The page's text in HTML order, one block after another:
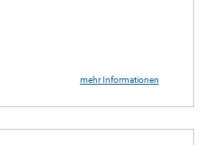
mehr Informationen